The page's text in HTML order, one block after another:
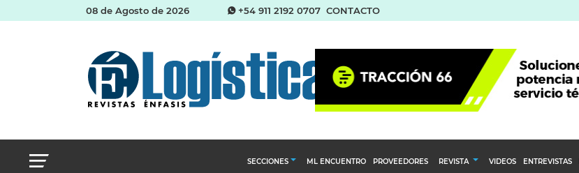
08 de Agosto de 2026 +54 911 2192 0707 CONTACTO
SECCIONES ML ENCUENTRO PROVEEDORES REVISTA VIDEOS ENTREVISTAS